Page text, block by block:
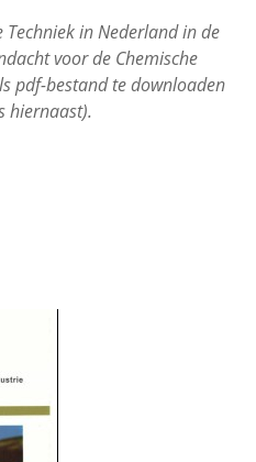
Techniek in Nederland in de
voor de Chemische
pdf-bestand te downloaden
hiernaast).